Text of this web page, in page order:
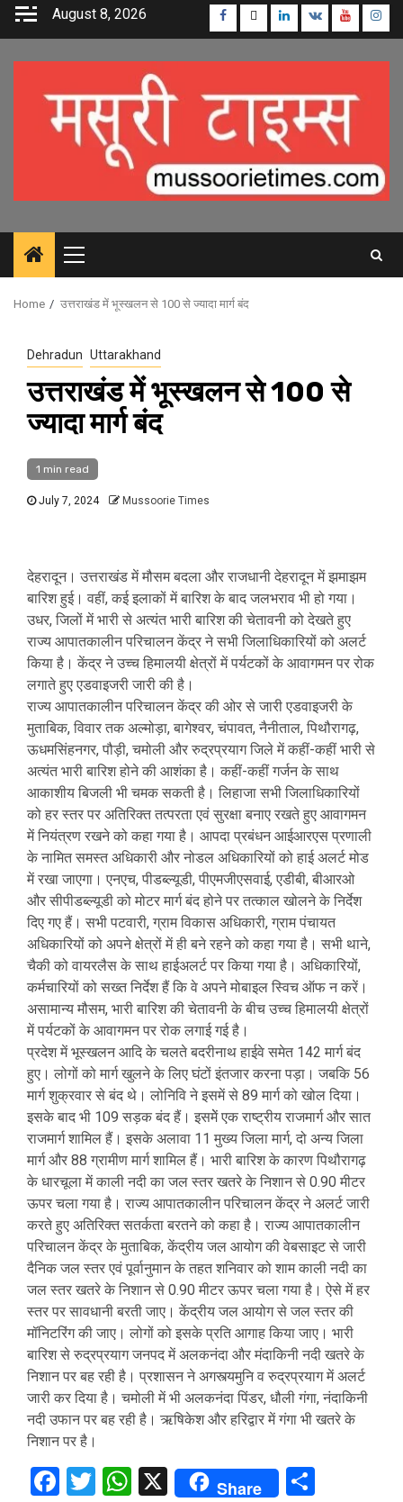
Skip
August 8, 2026 Facebook
TwitterLinkedin
VK Youtube
Primary
Menu
Home उत्तराखंड में भूस्खलन से 100 से ज्यादा मार्ग बंद
Dehradun Uttarakhand
उत्तराखंड में भूस्खलन से 100 से
ज्यादा मार्ग बंद
1 min read
July 7, 2024 Mussoorie Times
देहरादून। उत्तराखंड में मौसम बदला और राजधानी देहरादून में झमाझम
बारिश हुई। वहीं, कई इलाकों में बारिश के बाद जलभराव भी हो गया।
उधर, जिलों में भारी से अत्यंत भारी बारिश की चेतावनी को देखते हुए
राज्य आपातकालीन परिचालन केंद्र ने सभी जिलाधिकारियों को अलर्ट
किया है। केंद्र ने उच्च हिमालयी क्षेत्रों में पर्यटकों के आवागमन पर रोक
लगाते हुए एडवाइजरी जारी की है।
राज्य आपातकालीन परिचालन केंद्र की ओर से जारी एडवाइजरी के
मुताबिक, विवार तक अल्मोड़ा, बागेश्वर, चंपावत, नैनीताल, पिथौरागढ़,
ऊधमसिंहनगर, पौड़ी, चमोली और रुद्रप्रयाग जिले में कहीं-कहीं भारी से
अत्यंत भारी बारिश होने की आशंका है। कहीं-कहीं गर्जन के साथ
आकाशीय बिजली भी चमक सकती है। लिहाजा सभी जिलाधिकारियों
को हर स्तर पर अतिरिक्त तत्परता एवं सुरक्षा बनाए रखते हुए आवागमन
में नियंत्रण रखने को कहा गया है। आपदा प्रबंधन आईआरएस प्रणाली
के नामित समस्त अधिकारी और नोडल अधिकारियों को हाई अलर्ट मोड
में रखा जाएगा। एनएच, पीडब्ल्यूडी, पीएमजीएसवाई, एडीबी, बीआरओ
और सीपीडब्ल्यूडी को मोटर मार्ग बंद होने पर तत्काल खोलने के निर्देश
दिए गए हैं। सभी पटवारी, ग्राम विकास अधिकारी, ग्राम पंचायत
अधिकारियों को अपने क्षेत्रों में ही बने रहने को कहा गया है। सभी थाने,
चैकी को वायरलैस के साथ हाईअलर्ट पर किया गया है। अधिकारियों,
कर्मचारियों को सख्त निर्देश हैं कि वे अपने मोबाइल स्विच ऑफ न करें।
असामान्य मौसम, भारी बारिश की चेतावनी के बीच उच्च हिमालयी क्षेत्रों
में पर्यटकों के आवागमन पर रोक लगाई गई है।
प्रदेश में भूस्खलन आदि के चलते बदरीनाथ हाईवे समेत 142 मार्ग बंद
हुए। लोगों को मार्ग खुलने के लिए घंटों इंतजार करना पड़ा। जबकि 56
मार्ग शुक्रवार से बंद थे। लोनिवि ने इसमें से 89 मार्ग को खोल दिया।
इसके बाद भी 109 सड़क बंद हैं। इसमेें एक राष्ट्रीय राजमार्ग और सात
राजमार्ग शामिल हैं। इसके अलावा 11 मुख्य जिला मार्ग, दो अन्य जिला
मार्ग और 88 ग्रामीण मार्ग शामिल हैं। भारी बारिश के कारण पिथौरागढ़
के धारचूला में काली नदी का जल स्तर खतरे के निशान से 0.90 मीटर
ऊपर चला गया है। राज्य आपातकालीन परिचालन केंद्र ने अलर्ट जारी
करते हुए अतिरिक्त सतर्कता बरतने को कहा है। राज्य आपातकालीन
परिचालन केंद्र के मुताबिक, केंद्रीय जल आयोग की वेबसाइट से जारी
दैनिक जल स्तर एवं पूर्वानुमान के तहत शनिवार को शाम काली नदी का
जल स्तर खतरे के निशान से 0.90 मीटर ऊपर चला गया है। ऐसे में हर
स्तर पर सावधानी बरती जाए। केंद्रीय जल आयोग से जल स्तर की
मॉनिटरिंग की जाए। लोगों को इसके प्रति आगाह किया जाए। भारी
बारिश से रुद्रप्रयाग जनपद में अलकनंदा और मंदाकिनी नदी खतरे के
निशान पर बह रही है। प्रशासन ने अगस्त्यमुनि व रुद्रप्रयाग में अलर्ट
जारी कर दिया है। चमोली में भी अलकनंदा पिंडर, धौली गंगा, नंदाकिनी
नदी उफान पर बह रही है। ऋषिकेश और हरिद्वार में गंगा भी खतरे के
निशान पर है।
Facebook
TwitterWhatsApp
X Share